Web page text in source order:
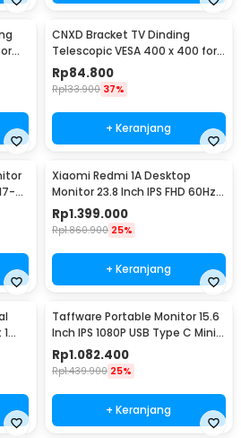
CNXD Bracket TV Dinding
Telescopic VESA 400 x 400 for
26-55 Inch TV - CN814
Rp84.800
Rp133.900 37%
+ Keranjang
27
Xiaomi Redmi 1A Desktop
Monitor 23.8 Inch IPS FHD 60Hz
Ultra-thin HDMI - RMMNT238NF
Rp1.399.000
Rp1.860.900 25%
+ Keranjang
Taffware Portable Monitor 15.6
Inch IPS 1080P USB Type C Mini
HDMI - LG156
Rp1.082.400
Rp1.439.900 25%
+ Keranjang